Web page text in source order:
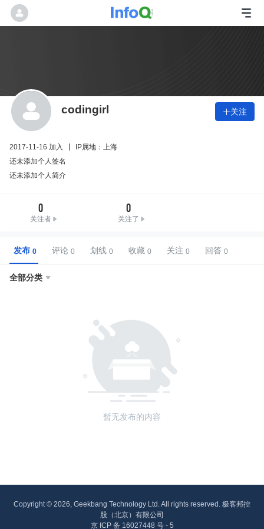
codingirl 关注
2017-11-16 加入
IP属地：上海
还未添加个人签名
还未添加个人简介
0
关注者
0
关注了
发布 评论 划线 收藏 关注 回答
全部分类 
暂无发布的内容
Copyright © 2026, Geekbang Technology Ltd. All rights reserved. 极客邦控
股（北京）有限公司
京 ICP 备 16027448 号 - 5